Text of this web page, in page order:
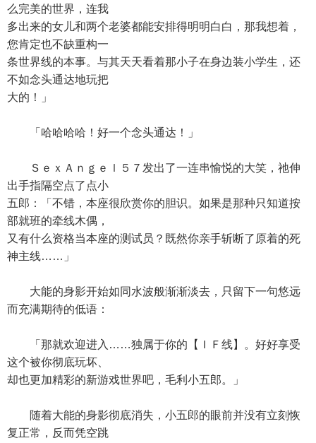
么完美的世界，连我
多出来的女儿和两个老婆都能安排得明明白白，那我想着，
您肯定也不缺重构一
条世界线的本事。与其天天看着那小子在身边装小学生，还
不如念头通达地玩把
大的！」
「哈哈哈哈！好一个念头通达！」
ＳｅｘＡｎｇｅｌ５７发出了一连串愉悦的大笑，祂伸
出手指隔空点了点小
五郎：「不错，本座很欣赏你的胆识。如果是那种只知道按
部就班的牵线木偶，
又有什么资格当本座的测试员？既然你亲手斩断了原着的死
神主线……」
大能的身影开始如同水波般渐渐淡去，只留下一句悠远
而充满期待的低语：
「那就欢迎进入……独属于你的【ＩＦ线】。好好享受
这个被你彻底玩坏、
却也更加精彩的新游戏世界吧，毛利小五郎。」
随着大能的身影彻底消失，小五郎的眼前并没有立刻恢
复正常，反而凭空跳